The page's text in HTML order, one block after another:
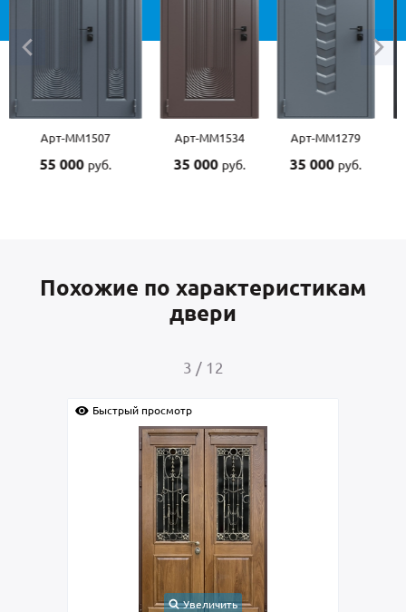
Арт-ММ1507
55 000 руб.
Арт-ММ1534
35 000 руб.
Арт-ММ1279
35 000 руб.
Похожие по характеристикам
двери
3 / 12
Быстрый просмотр
Увеличить